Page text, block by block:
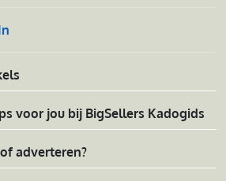
voor jou bij BigSellers Kadogids
adverteren?